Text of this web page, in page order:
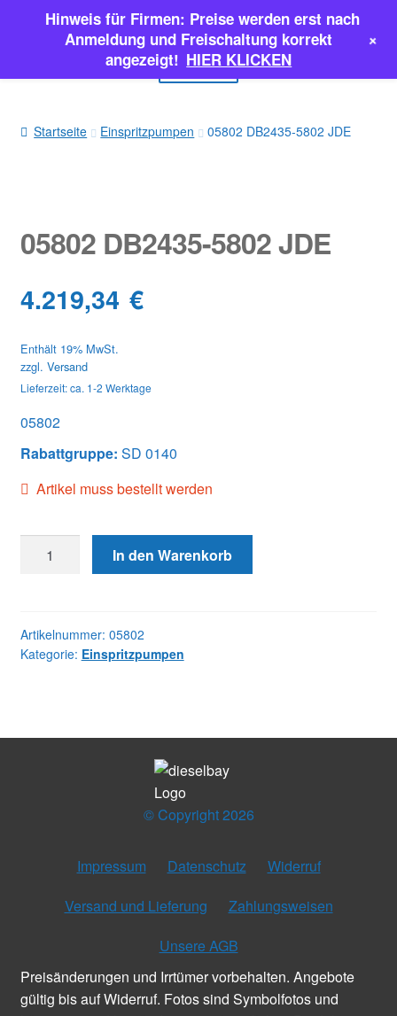
springen
springen
Menü
SALE
Classic Parts
Startseite Einspritzpumpen 05802 DB2435-5802 JDE
05802 DB2435-5802 JDE
4.219,34 €
Enthält 19% MwSt.
zzgl. Versand
Lieferzeit: ca. 1-2 Werktage
05802
Rabattgruppe: SD 0140
Artikel muss bestellt werden
DB2435-
Menge
In den Warenkorb
Artikelnummer: 05802
Kategorie: Einspritzpumpen
© Copyright 2026
Impressum Datenschutz
Widerruf
Versand und Lieferung
Zahlungsweisen
Unsere AGB
Preisänderungen und Irrtümer vorbehalten. Angebote
gültig bis auf Widerruf. Fotos sind Symbolfotos und
Hinweis für Firmen: Preise werden erst nach
Anmeldung und Freischaltung korrekt
angezeigt! HIER KLICKEN
+